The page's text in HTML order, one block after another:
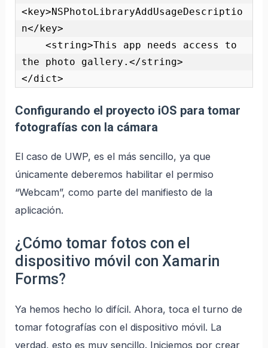
<key>NSPhotoLibraryAddUsageDescriptio
n</key>
    <string>This app needs access to
the photo gallery.</string>
</dict>
Configurando el proyecto iOS para tomar
fotografías con la cámara​
El caso de UWP, es el más sencillo, ya que
únicamente deberemos habilitar el permiso
“Webcam”, como parte del manifiesto de la
aplicación.
¿Cómo tomar fotos con el
dispositivo móvil con Xamarin
Forms?
Ya hemos hecho lo difícil. Ahora, toca el turno de
tomar fotografías con el dispositivo móvil. La
verdad, esto es muy sencillo. Iniciemos por crear